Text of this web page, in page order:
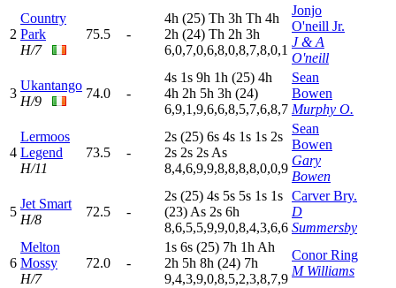
2
Country
Park
H/7
75.5 -
4h (25) Th 3h Th 4h
2h (24) Th 2h 3h
6,0,7,0,6,8,0,8,7,8,0,1
Jonjo
O'neill Jr.
J & A
O'neill
3
Ukantango
H/9
74.0 -
4s 1s 9h 1h (25) 4h
4h 2h 5h 3h (24)
6,9,1,9,6,6,8,5,7,6,8,7
Sean
Bowen
Murphy O.
4
Lermoos
Legend
H/11
73.5 -
2s (25) 6s 4s 1s 1s 2s
2s 2s 2s As
8,4,6,9,9,8,8,8,8,0,0,9
Sean
Bowen
Gary
Bowen
5
Jet Smart
H/8
72.5 -
2s (25) 4s 5s 5s 1s 1s
(23) As 2s 6h
8,6,5,5,9,9,0,8,4,3,6,6
Carver Bry.
D
Summersby
6
Melton
Mossy
H/7
72.0 -
1s 6s (25) 7h 1h Ah
2h 5h 8h (24) 7h
9,4,3,9,0,8,5,2,3,8,7,9
Conor Ring
M Williams